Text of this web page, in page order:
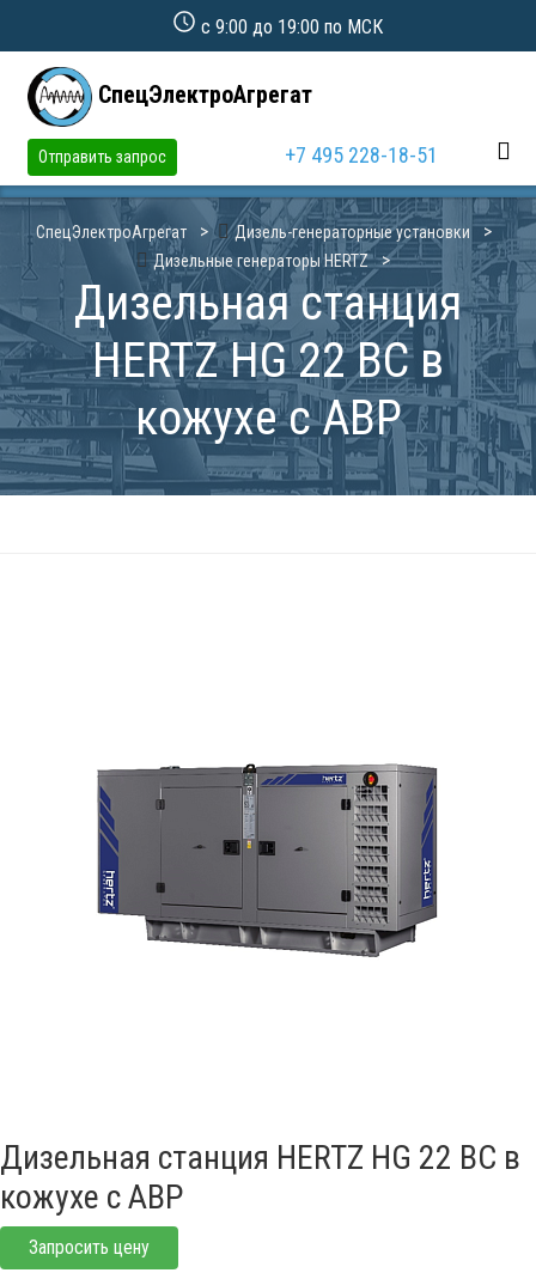
с 9:00 до 19:00 по МСК
СпецЭлектроАгрегат
Отправить запрос +7 495 228-18-51
СпецЭлектроАгрегат
Дизель-генераторные установки
Дизельные генераторы HERTZ
Дизельная станция
HERTZ HG 22 BC в
кожухе с АВР
Дизельная станция HERTZ HG 22 BC в
кожухе с АВР
Запросить цену